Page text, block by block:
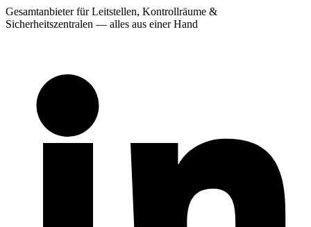
Gesamtanbieter für Leitstellen, Kontrollräume &
Sicherheitszentralen — alles aus einer Hand